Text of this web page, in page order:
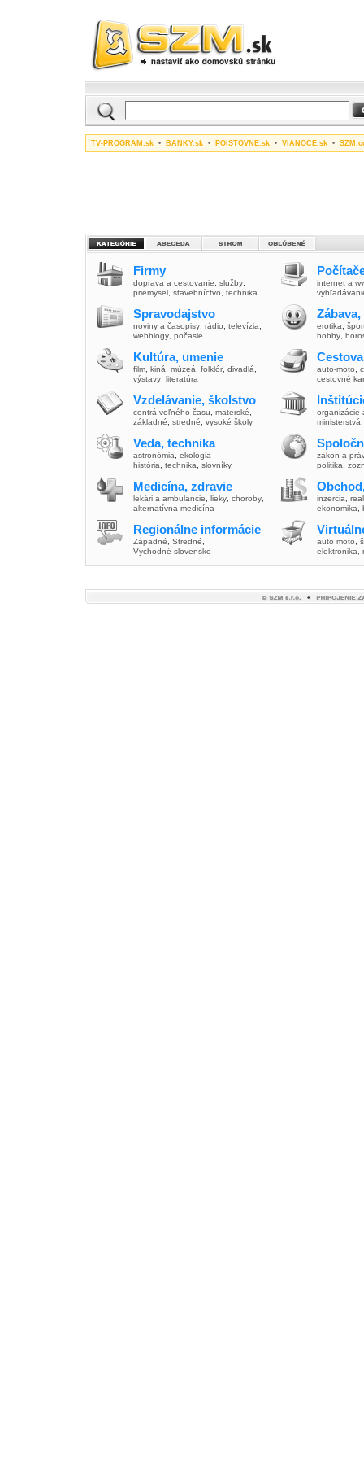
TV-PROGRAM.sk • BANKY.sk • POISTOVNE.sk • VIANOCE.sk •
Firmy
doprava a cestovanie služby
priemysel stavebníctvo technika
Spravodajstvo
noviny a časopisy rádio televízia
webblogy počasie
Kultúra, umenie
film kiná múzeá folklór, divadlá
výstavy literatúra
Vzdelávanie, školstvo
centrá voľného času materské
základné
stredné vysoké školy
Veda, technika
astronómia
ekológia
história
technika slovníky
Medicína, zdravie
lekári a ambulancie lieky choroby
alternatívna medicína
Regionálne informácie
Západné Stredné
Východné slovensko
internet a
erotika
hobby
auto-moto
cestovné
organizácie
ministerstvá
zákon a
politika
inzercia
ekonomika
auto moto
elektronika,